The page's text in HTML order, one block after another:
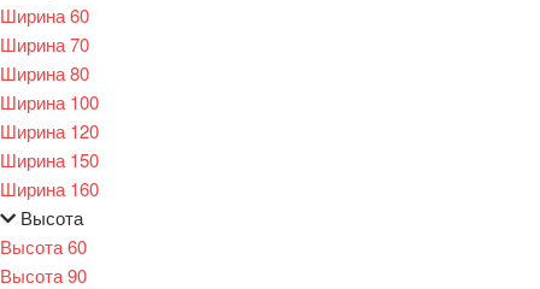
Ширина 60
Ширина 70
Ширина 80
Ширина 100
Ширина 120
Ширина 150
Ширина 160
Высота
Высота 60
Высота 90